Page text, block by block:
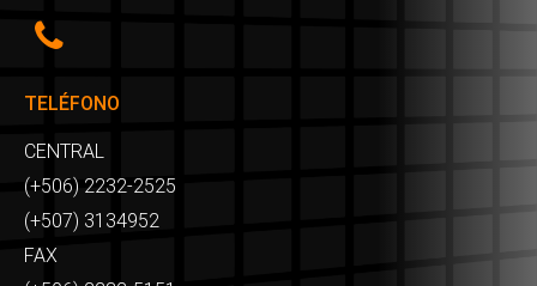
TELÉFONO
CENTRAL
(+506) 2232-2525
(+507) 3134952
FAX